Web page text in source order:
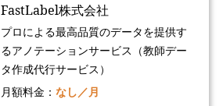
FastLabel株式会社
プロによる最高品質のデータを提供す
るアノテーションサービス（教師デー
タ作成代行サービス）
月額料金： なし／月